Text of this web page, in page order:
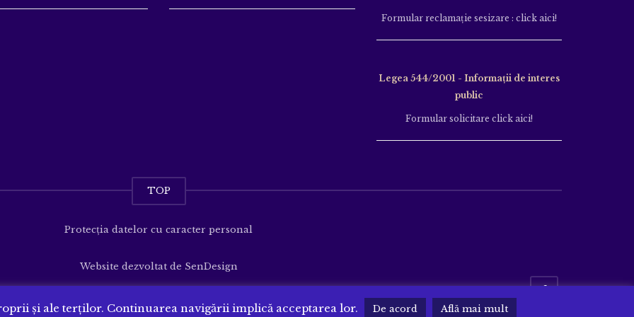
Formular reclamație sesizare : click aici!
Legea 544/2001 - Informații de interes
public
Formular solicitare click aici!
TOP
Protecția datelor cu caracter personal
Website dezvoltat de SenDesign
și ale terților. Continuarea navigării implică acceptarea lor. De acord Află mai mult